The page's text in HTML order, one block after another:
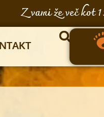
Z vami že več kot